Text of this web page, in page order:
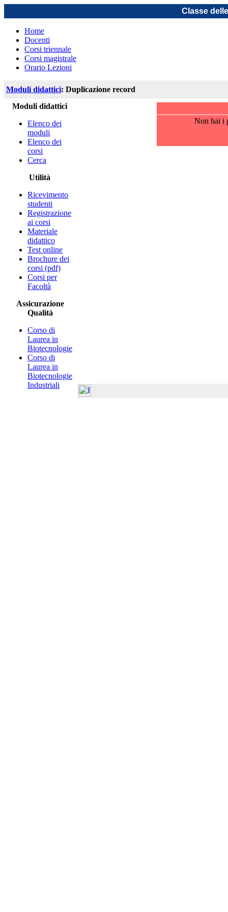
Classe
Home
Docenti
Corsi triennale
Corsi magistrale
Orario Lezioni
Moduli didattici: Duplicazione record
Moduli didattici
Elenco dei
moduli
Elenco dei
corsi
Cerca
Utilità
Ricevimento
studenti
Registrazione
ai corsi
Materiale
didattico
Test online
Brochure dei
corsi (pdf)
Corsi per
Facoltà
Assicurazione
Qualità
Corso di
Laurea in
Biotecnologie
Corso di
Laurea in
Biotecnologie
Industriali
Non hai i